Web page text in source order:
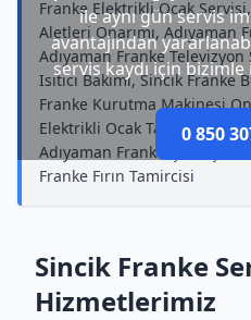
ile aynı gün servis
avantajından
servis kaydı için
0 850
Franke Elektrikli Ocak
Aletleri Onarımı, Adıyaman
Adıyaman Franke
Isıtıcı Bakımı, Sincik Franke
Franke Kurutma Makinesi
Elektrikli Ocak Tamircisi,
Adıyaman Franke Çamaşır
Franke Fırın Tamircisi
Sincik Franke
Hizmetlerimiz